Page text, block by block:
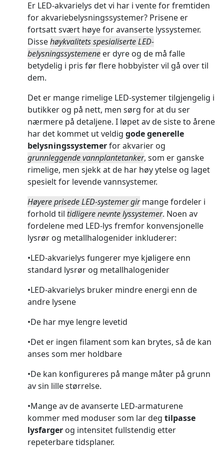
Er LED-akvarielys det vi har i vente for fremtiden
for akvariebelysningssystemer? Prisene er
fortsatt svært høye for avanserte lyssystemer.
Dissehøykvalitets spesialiserte LED-
belysningssystemene er dyre og de må falle
betydelig i pris før flere hobbyister vil gå over til
dem.
Det er mange rimelige LED-systemer tilgjengelig i
butikker og på nett, men sørg for at du ser
nærmere på detaljene. I løpet av de siste to årene
har det kommet ut veldig gode generelle
belysningssystemerfor akvarier og
grunnleggende vannplantetanker, som er ganske
rimelige, men sjekk at de har høy ytelse og laget
spesielt for levende vannsystemer.
Høyere prisede LED-systemer girmange fordeler i
forhold til tidligere nevnte lyssystemer. Noen av
fordelene med LED-lys fremfor konvensjonelle
lysrør og metallhalogenider inkluderer:
•LED-akvarielys fungerer mye kjøligere enn
standard lysrør og metallhalogenider
•LED-akvarielys bruker mindre energi enn de
andre lysene
•De har mye lengre levetid
•Det er ingen filament som kan brytes, så de kan
anses som mer holdbare
•De kan konfigureres på mange måter på grunn
av sin lille størrelse.
•Mange av de avanserte LED-armaturene
kommer med moduser som lar deg tilpasse
lysfarger og intensitet fullstendig etter
repeterbare tidsplaner.